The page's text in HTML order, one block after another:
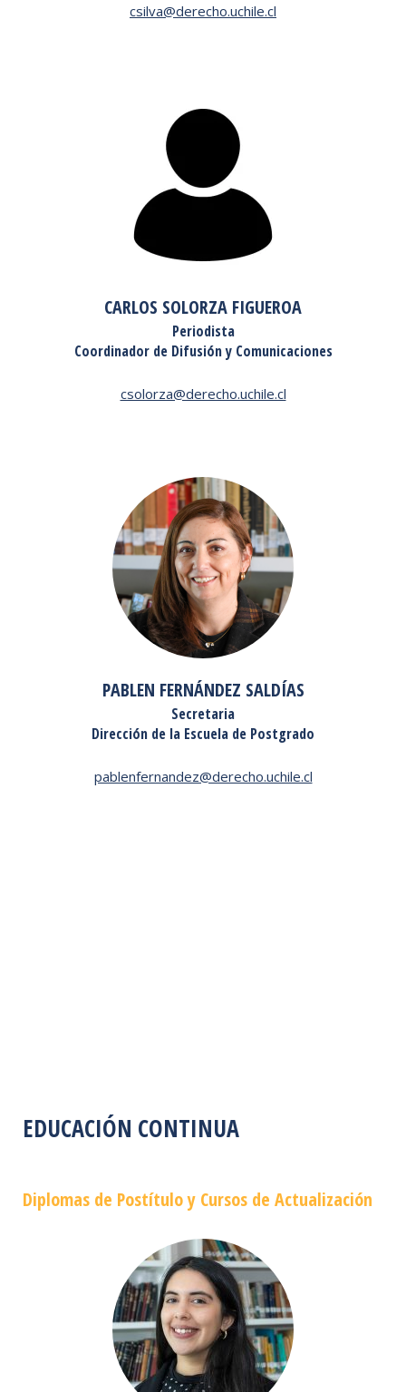
csilva@derecho.uchile.cl
CARLOS SOLORZA FIGUEROA
Periodista
Coordinador de Difusión y Comunicaciones
csolorza@derecho.uchile.cl
PABLEN FERNÁNDEZ SALDÍAS
Secretaria
Dirección de la Escuela de Postgrado
pablenfernandez@derecho.uchile.cl
EDUCACIÓN CONTINUA
Diplomas de Postítulo y Cursos de Actualización